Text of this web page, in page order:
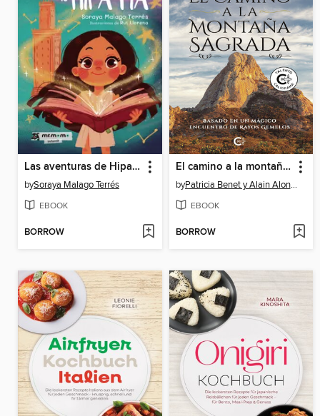
Las aventuras de Hipatia
bySoraya Malago Terrés
EBOOK
BORROW
El camino a la montaña sagrada
by Patricia Benet y Alain Alonso
EBOOK
BORROW